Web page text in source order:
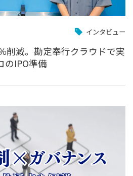
インタビュー
削減。勘定奉行クラウドで実
のIPO準備